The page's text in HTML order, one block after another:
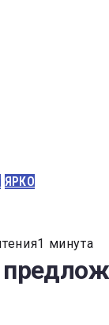
ЯРКО
минута